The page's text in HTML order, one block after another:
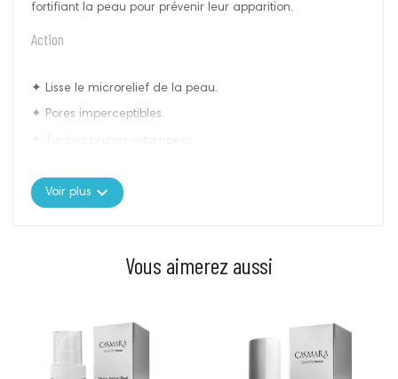
fortifiant la peau pour prévenir leur apparition.
Action
✦ Lisse le microrelief de la peau.
✦ Pores imperceptibles.
✦ Lisse les rides, les ridules et les imperfections de la peau.
✧ Visage détendu, décontracté, avec les rides et les lignes
d’expression atténuées.
✧ Grain de peau lissé.
Voir plus expand_more
Vous aimerez aussi